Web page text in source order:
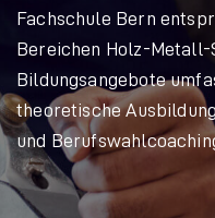
Fachschule Bern
Bereichen Holz-
Bildungsangebote
theoretische
und